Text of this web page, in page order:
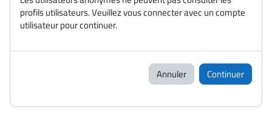
profils utilisateurs. Veuillez vous connecter avec un compte
utilisateur pour continuer.
Annuler Continuer